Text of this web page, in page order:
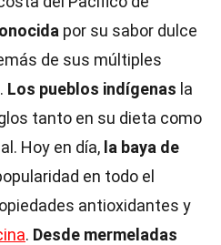
por su sabor dulce
de sus múltiples
Los pueblos indígenas la
tanto en su dieta como
Hoy en día, la baya de
en todo el
antioxidantes y
. Desde mermeladas